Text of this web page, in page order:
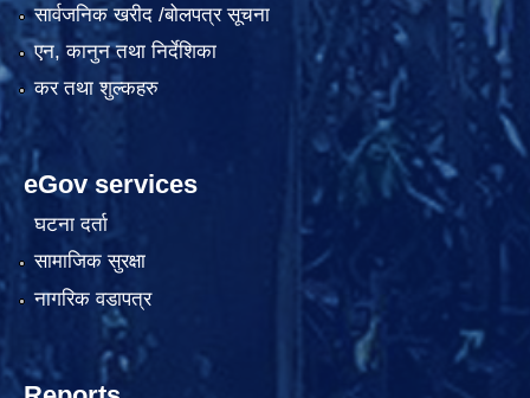
सार्वजनिक खरीद /बोलपत्र सूचना
एन, कानुन तथा निर्देशिका
कर तथा शुल्कहरु
eGov services
घटना दर्ता
सामाजिक सुरक्षा
नागरिक वडापत्र